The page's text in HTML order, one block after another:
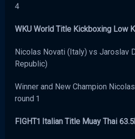
4
WKU World Title Kickboxing Low
Nicolas Novati (Italy) vs Jaroslav
Republic)
Winner and New Champion Nicolas
round 1
FIGHT1 Italian Title Muay Thai